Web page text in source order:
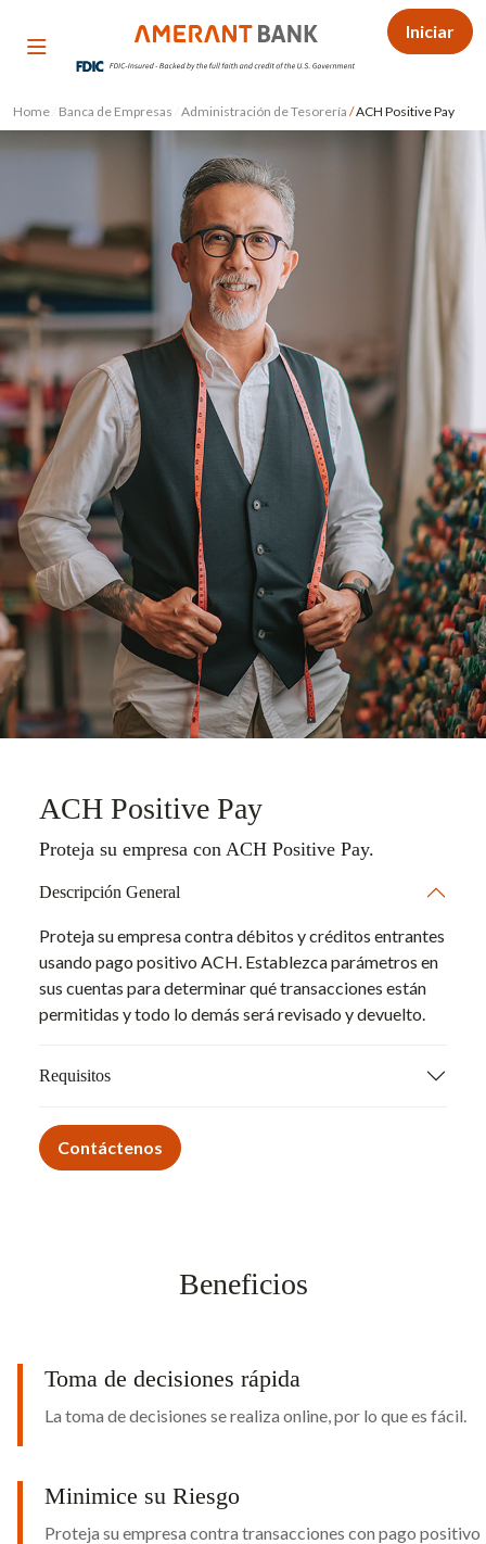
Iniciar
Home Banca de Empresas Administración de Tesorería /ACH Positive Pay
ACH Positive Pay
Proteja su empresa con ACH Positive Pay.
Descripción General
Proteja su empresa contra débitos y créditos entrantes
usando pago positivo ACH. Establezca parámetros en
sus cuentas para determinar qué transacciones están
permitidas y todo lo demás será revisado y devuelto.
Requisitos
Contáctenos
Beneficios
Toma de decisiones rápida
La toma de decisiones se realiza online, por lo que es fácil.
Minimice su Riesgo
Proteja su empresa contra transacciones con pago positivo